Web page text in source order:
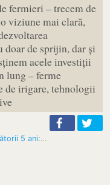
fermieri – trecem de
viziune mai clară,
de sprijin, dar și
acele investiții
lung – ferme
de irigare, tehnologii
Subvenționarea agriculturii în următorii 5 ani: Mai multă…